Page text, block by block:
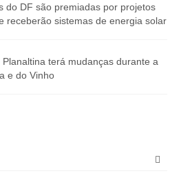
do DF são premiadas por projetos
receberão sistemas de energia solar
terá mudanças durante a
e do Vinho